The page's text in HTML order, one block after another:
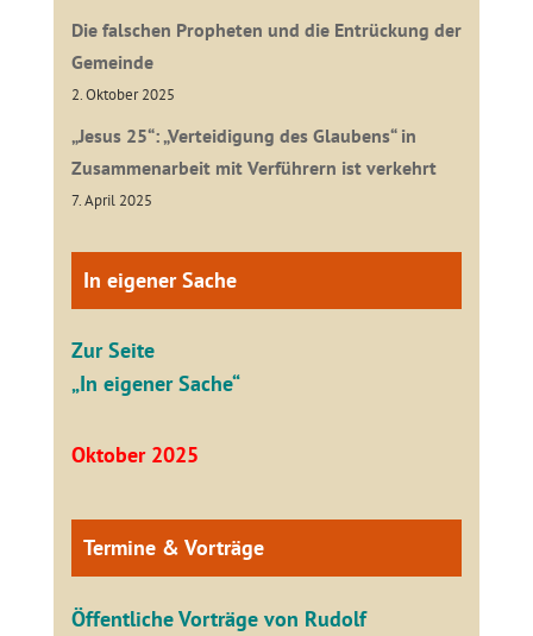
Die falschen Propheten und die Entrückung der
Gemeinde
2. Oktober 2025
„Jesus 25“: „Verteidigung des Glaubens“ in
Zusammenarbeit mit Verführern ist verkehrt
7. April 2025
In eigener Sache
Zur Seite
„In eigener Sache“
Oktober 2025
Termine & Vorträge
Öffentliche Vorträge von Rudolf